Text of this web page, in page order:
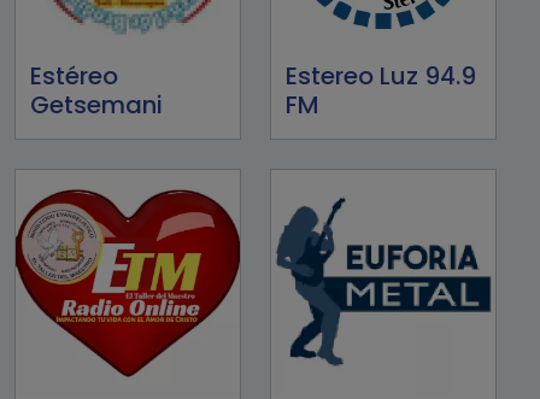
Estéreo
Getsemani
Estereo Luz 94.9
FM